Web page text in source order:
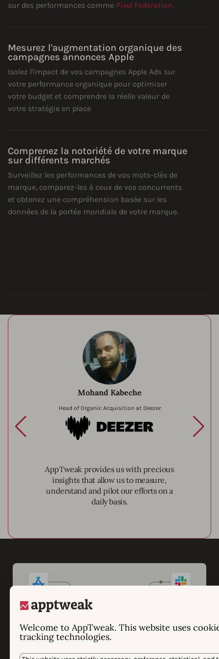
Welcome to AppTweak. This website uses
tracking technologies.
sur des performances comme Pixel Federation.
Mesurez l'augmentation organique des
campagnes annonces Apple
Isolez l'impact de vos campagnes Apple Ads sur
votre performance organique pour optimiser
votre budget et comprendre la réelle valeur de
votre stratégie en place
Comprenez la notoriété de votre marque
sur différents marchés
Surveillez les performances de vos mots-clés de
marque, comparez-les à ceux de vos concurrents
et obtenez une compréhension basée sur les
données de la portée mondiale de votre marque.
Mohand Kabeche
Head of Organic Acquisition at Deezer
Deezer
AppTweak provides us with precious
insights that allow us to measure,
understand and pilot our efforts on a
daily basis.